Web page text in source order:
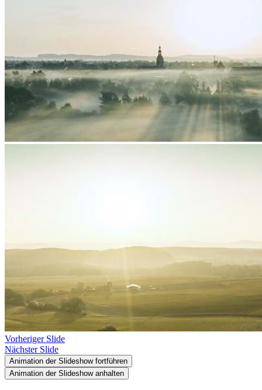
Vorheriger Slide
Nächster Slide
Animation der Slideshow fortführen
Animation der Slideshow anhalten